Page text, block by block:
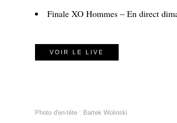
Finale XO Hommes – En direct
VOIR LE LIVE
Photo d'en-tête : Bartek Wolinski